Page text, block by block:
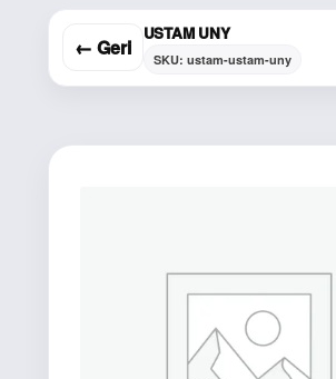
← Geri
USTAM UNY
SKU: ustam-ustam-uny